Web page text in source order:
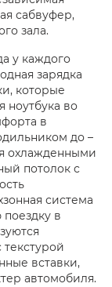
сабвуфер,
зала.
у каждого
зарядка
которые
ноутбука во
в
до –
охлажденными
потолок с
система
в
вставки,
автомобиля.